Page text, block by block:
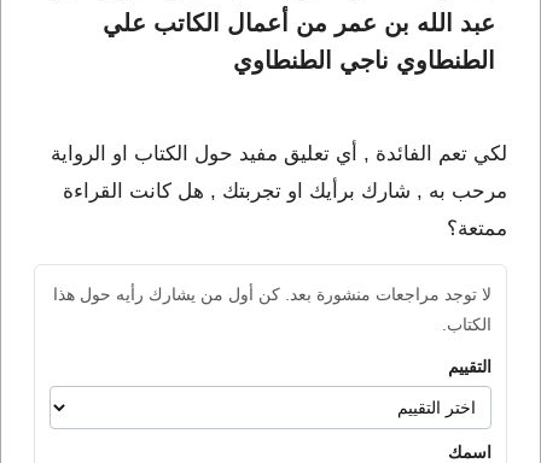
عبد الله بن عمر من أعمال الكاتب علي
الطنطاوي ناجي الطنطاوي
لكي تعم الفائدة , أي تعليق مفيد حول الكتاب او الرواية
مرحب به , شارك برأيك او تجربتك , هل كانت القراءة
ممتعة؟
لا توجد مراجعات منشورة بعد. كن أول من يشارك رأيه حول هذا
الكتاب.
التقييم
اسمك